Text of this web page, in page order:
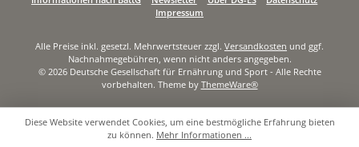
Impressum
Alle Preise inkl. gesetzl. Mehrwertsteuer zzgl. Versandkosten und ggf.
Nachnahmegebühren, wenn nicht anders angegeben.
© 2026 Deutsche Gesellschaft für Ernährung und Sport - Alle Rechte
vorbehalten. Theme by ThemeWare®
Diese Website verwendet Cookies, um eine bestmögliche Erfahrung bieten
zu können. Mehr Informationen ...